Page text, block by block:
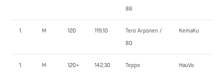
86
1. M 120 119,10
Tero Arponen /
80
KemaKu
1. M 120+ 142,30
Teppo
HauVo